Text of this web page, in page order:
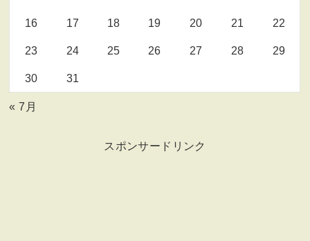
16 17 18 19 20 21 22
23 24 25 26 27 28 29
30 31
« 7月
スポンサードリンク